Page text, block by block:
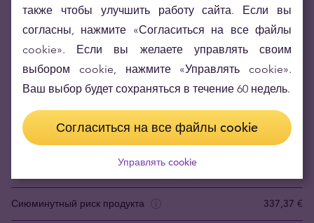
"Инвестиционное золото – выбор наименьшего
риска и стабильности накоплений"
Ценность золота увеличивается на протяжении многих лет,
что обеспечивает Вам позитивный результат инвестирования
и стабильность.
Ценность продукта (1шт.) 4070,99 €
Сиюминутный риск продукта 337,37 €
также чтобы улучшить работу сайта. Если вы
согласны, нажмите «Согласиться на все файлы
cookie». Если вы желаете управлять своим
выбором cookie, нажмите «Управлять cookie».
Ваш выбор будет сохраняться в течение 60 недель.
Согласиться на все файлы cookie
Управлять cookie